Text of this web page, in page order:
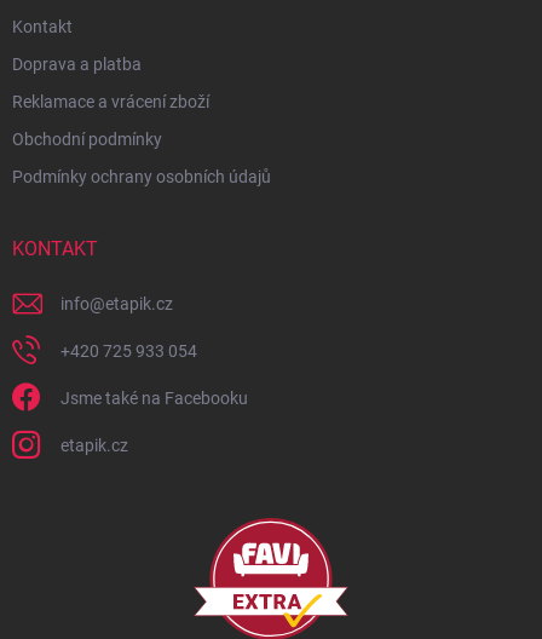
Kontakt
Doprava a platba
Reklamace a vrácení zboží
Obchodní podmínky
Podmínky ochrany osobních údajů
KONTAKT
info@etapik.cz
+420 725 933 054
Jsme také na Facebooku
etapik.cz